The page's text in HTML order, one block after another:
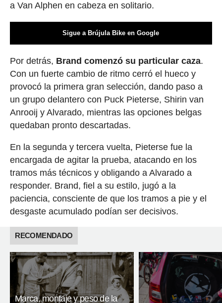
a Van Alphen en cabeza en solitario.
Sigue a Brújula Bike en Google
Por detrás, Brand comenzó su particular caza.
Con un fuerte cambio de ritmo cerró el hueco y
provocó la primera gran selección, dando paso a
un grupo delantero con Puck Pieterse, Shirin van
Anrooij y Alvarado, mientras las opciones belgas
quedaban pronto descartadas.
En la segunda y tercera vuelta, Pieterse fue la
encargada de agitar la prueba, atacando en los
tramos más técnicos y obligando a Alvarado a
responder. Brand, fiel a su estilo, jugó a la
paciencia, consciente de que los tramos a pie y el
desgaste acumulado podían ser decisivos.
RECOMENDADO
Marca, montaje y peso de la